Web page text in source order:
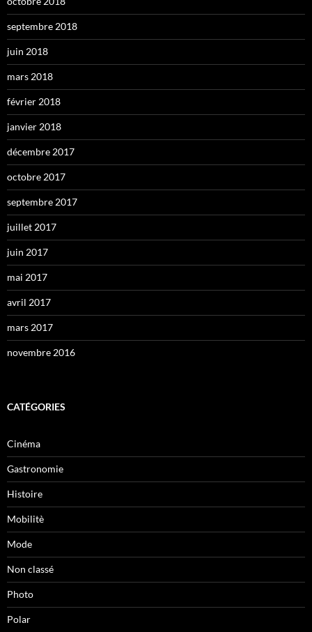
septembre 2018
juin 2018
mars 2018
février 2018
janvier 2018
décembre 2017
octobre 2017
septembre 2017
juillet 2017
juin 2017
mai 2017
avril 2017
mars 2017
novembre 2016
CATÉGORIES
Cinéma
Gastronomie
Histoire
Mobilitè
Mode
Non classé
Photo
Polar